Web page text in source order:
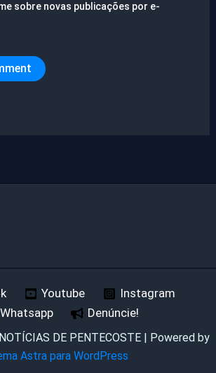
sobre novas publicações por e-
Youtube
Instagram
Whatsapp
Denúncie!
DE PENTECOSTE | Powered by
Astra para WordPress